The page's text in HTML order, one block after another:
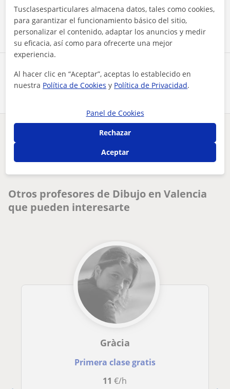
Comparte a este profesor
Contactar ahora
¿Hay algún error en este perfil?
Tus clases particulares Dibujo
Valencia
Otros profesores de Dibujo en Valencia
que pueden interesarte
Gràcia
Primera clase gratis
11 €/h
Tusclasesparticulares almacena datos, tales como cookies,
para garantizar el funcionamiento básico del sitio,
personalizar el contenido, adaptar los anuncios y medir
su eficacia, así como para ofrecerte una mejor
experiencia.
Al hacer clic en “Aceptar”, aceptas lo establecido en
nuestra Política de Cookies y Política de Privacidad.
Panel de Cookies
Rechazar
Aceptar